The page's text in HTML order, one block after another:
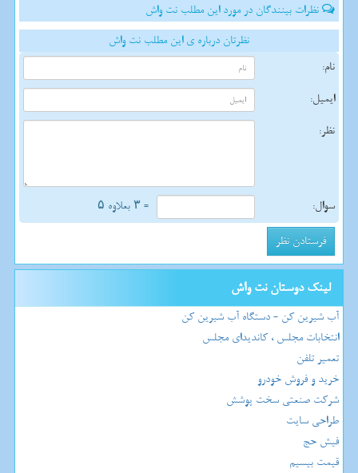
نظرات بینندگان در مورد این مطلب نت واش
نظرتان درباره ی این مطلب نت واش
نام:
ایمیل:
نظر:
سوال: = ۳ بعلاوه ۵
لینک دوستان نت واش
آب شیرین کن - دستگاه آب شیرین کن
انتخابات مجلس ، کاندیدای مجلس
تعمیر تلفن
خرید و فروش خودرو
شرکت صنعتی سخت پوشش
طراحی سایت
فیش حج
قیمت بیسیم